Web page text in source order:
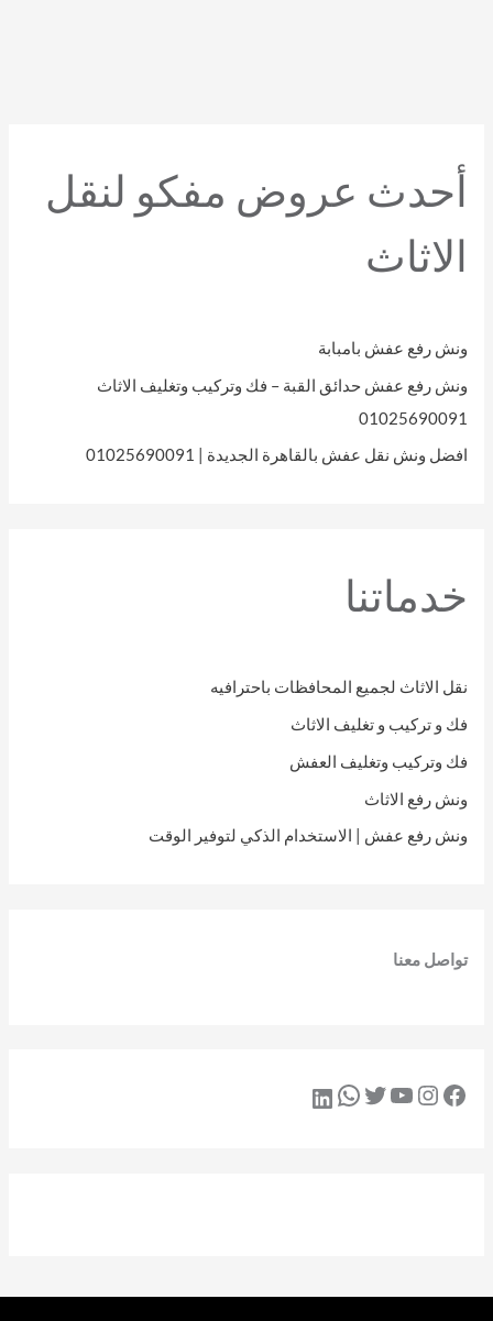
أحدث عروض مفكو لنقل
الاثاث
ونش رفع عفش بامبابة
ونش رفع عفش حدائق القبة – فك وتركيب وتغليف الاثاث
01025690091
افضل ونش نقل عفش بالقاهرة الجديدة | 01025690091
خدماتنا
نقل الاثاث لجميع المحافظات باحترافيه
فك و تركيب و تغليف الاثاث
فك وتركيب وتغليف العفش
ونش رفع الاثاث
ونش رفع عفش | الاستخدام الذكي لتوفير الوقت
تواصل معنا